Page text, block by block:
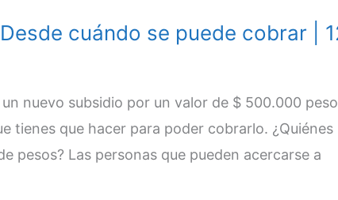
cuándo se puede cobrar |
nuevo subsidio por un valor de $ 500.000
tienes que hacer para poder cobrarlo. ¿Quiénes
pesos? Las personas que pueden acercarse a